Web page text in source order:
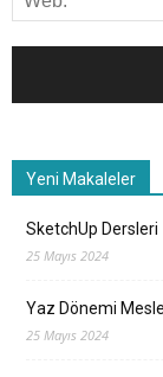
Yeni Makaleler
SketchUp Dersleri
25 Mayıs 2024
Yaz Dönemi
25 Mayıs 2024